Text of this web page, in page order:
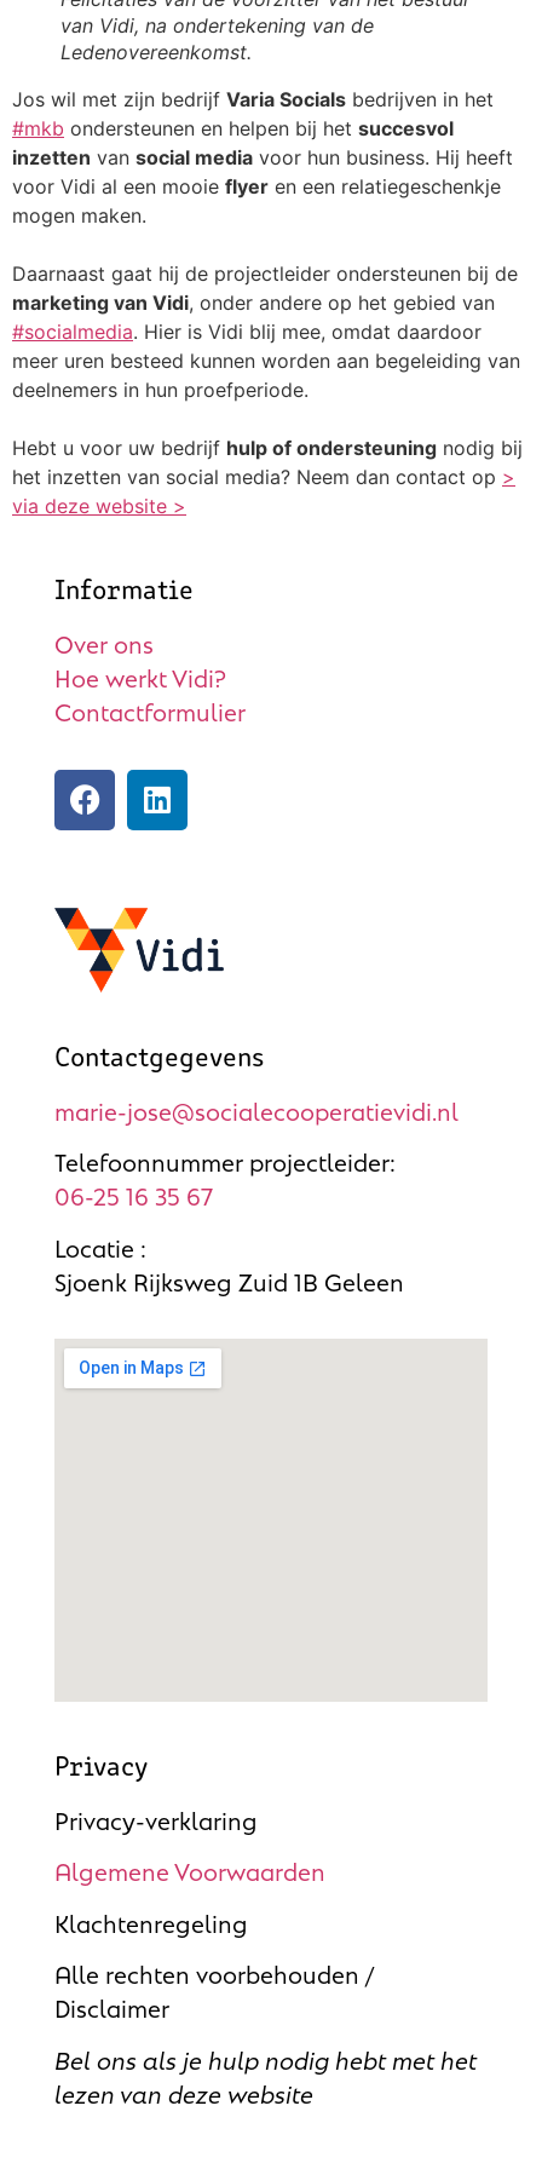
van Vidi, na ondertekening van de
Ledenovereenkomst.
Jos wil met zijn bedrijf Varia Socials bedrijven in het
#mkb ondersteunen en helpen bij het succesvol
inzetten van social media voor hun business. Hij heeft
voor Vidi al een mooie flyer en een relatiegeschenkje
mogen maken.
Daarnaast gaat hij de projectleider ondersteunen bij de
marketing van Vidi, onder andere op het gebied van
#socialmedia. Hier is Vidi blij mee, omdat daardoor
meer uren besteed kunnen worden aan begeleiding van
deelnemers in hun proefperiode.
Hebt u voor uw bedrijf hulp of ondersteuning nodig bij
het inzetten van social media? Neem dan contact op >
via deze website >
Informatie
Over ons
Hoe werkt Vidi?
Contactformulier
Contactgegevens
marie-jose@socialecooperatievidi.nl
Telefoonnummer projectleider:
06-25 16 35 67
Locatie :
Sjoenk Rijksweg Zuid 1B Geleen
Privacy
Privacy-verklaring
Algemene Voorwaarden
Klachtenregeling
Alle rechten voorbehouden /
Disclaimer
Bel ons als je hulp nodig hebt met het
lezen van deze website